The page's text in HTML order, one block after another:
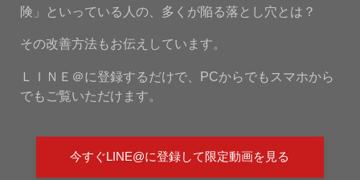
険」といっている人の、多くが陥る落とし穴とは？
その改善方法もお伝えしています。
ＬＩＮＥ＠に登録するだけで、PCからでもスマホから
でもご覧いただけます。
今すぐLINE@に登録して限定動画を見る